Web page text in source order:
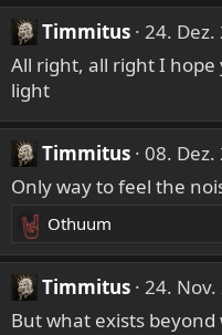
a
k
t
i
o
n
e
n
:
Timmitus 24. Dez.
All right, all right I hope
light
Timmitus 08. Dez.
Only way to feel the
R
e
a
k
t
Othuum
Timmitus 24. Nov.
But what exists